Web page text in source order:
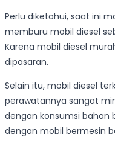
Perlu diketahui, saat ini
memburu mobil diesel
Karena mobil diesel
dipasaran.
Selain itu, mobil diesel
perawatannya sangat
dengan konsumsi bahan
dengan mobil bermesin